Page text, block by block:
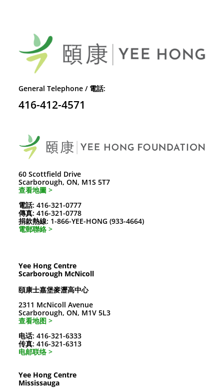
General Telephone / 電話:
416-412-4571
60 Scottfield Drive
Scarborough, ON, M1S 5T7
查看地圖 >
電話: 416-321-0777
傳真: 416-321-0778
捐款熱線: 1-866-YEE-HONG (933-4664)
電郵聯絡 >
Yee Hong Centre
Scarborough McNicoll
頤康士嘉堡麥瀝高中心
2311 McNicoll Avenue
Scarborough, ON, M1V 5L3
查看地图 >
电话: 416-321-6333
传真: 416-321-6313
电邮联络 >
Yee Hong Centre
Mississauga